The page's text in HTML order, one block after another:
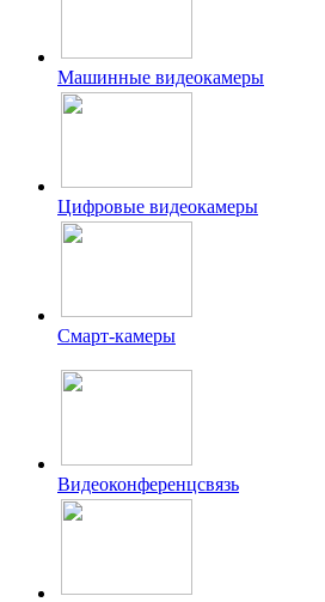
Машинные видеокамеры
Цифровые видеокамеры
Смарт-камеры
Видеоконференцсвязь